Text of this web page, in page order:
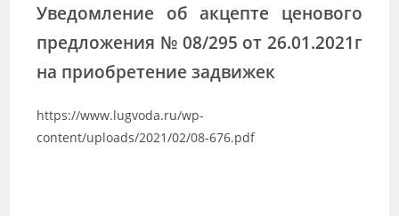
Уведомление об акцепте ценового
предложения № 08/295 от 26.01.2021г
на приобретение задвижек
https://www.lugvoda.ru/wp-
content/uploads/2021/02/08-676.pdf